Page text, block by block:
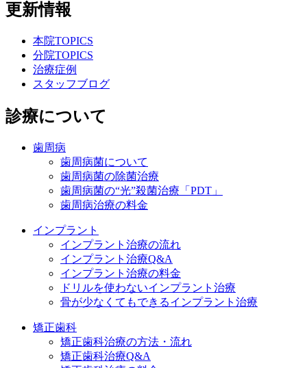
更新情報
本院TOPICS
分院TOPICS
治療症例
スタッフブログ
診療について
歯周病
歯周病菌について
歯周病菌の除菌治療
歯周病菌の“光”殺菌治療「PDT」
歯周病治療の料金
インプラント
インプラント治療の流れ
インプラント治療Q&A
インプラント治療の料金
ドリルを使わないインプラント治療
骨が少なくてもできるインプラント治療
矯正歯科
矯正歯科治療の方法・流れ
矯正歯科治療Q&A